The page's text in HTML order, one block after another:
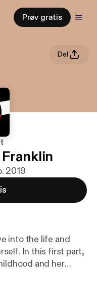
Prøv gratis
Del
2019
into the life and
In this first part,
and her